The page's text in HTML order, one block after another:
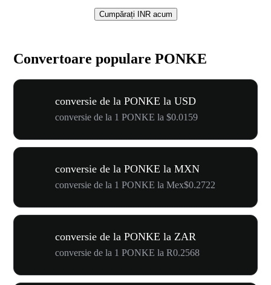
Cumpărați INR acum
Convertoare populare PONKE
conversie de la PONKE la USD
conversie de la 1 PONKE la $0.0159
conversie de la PONKE la MXN
conversie de la 1 PONKE la Mex$0.2722
conversie de la PONKE la ZAR
conversie de la 1 PONKE la R0.2568